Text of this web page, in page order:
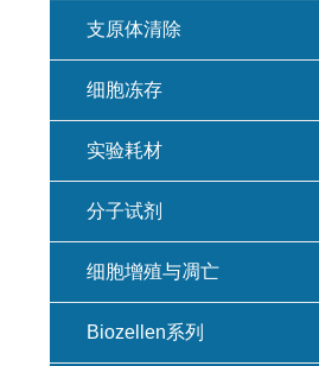
支原体清除
细胞冻存
实验耗材
分子试剂
细胞增殖与凋亡
Biozellen系列